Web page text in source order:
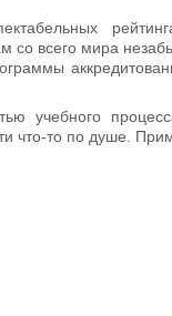
со всего мира
учебного
что-то по душе.